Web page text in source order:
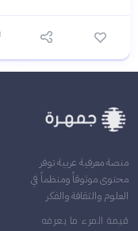
منصة معرفية عربية توفر
محتوى موثوقاً ومنظماً في
العلوم والثقافة والفكر
قيمة المرء ما يعرفه